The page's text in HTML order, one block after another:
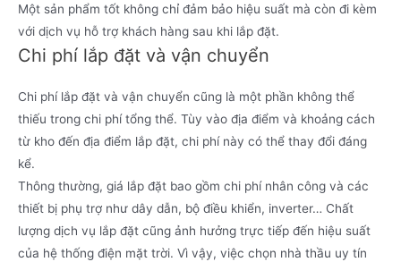
Một sản phẩm tốt không chỉ đảm bảo hiệu suất mà còn đi kèm
với dịch vụ hỗ trợ khách hàng sau khi lắp đặt.
Chi phí lắp đặt và vận chuyển
Chi phí lắp đặt và vận chuyển cũng là một phần không thể
thiếu trong chi phí tổng thể. Tùy vào địa điểm và khoảng cách
từ kho đến địa điểm lắp đặt, chi phí này có thể thay đổi đáng
kể.
Thông thường, giá lắp đặt bao gồm chi phí nhân công và các
thiết bị phụ trợ như dây dẫn, bộ điều khiển, inverter… Chất
lượng dịch vụ lắp đặt cũng ảnh hưởng trực tiếp đến hiệu suất
của hệ thống điện mặt trời. Vì vậy, việc chọn nhà thầu uy tín